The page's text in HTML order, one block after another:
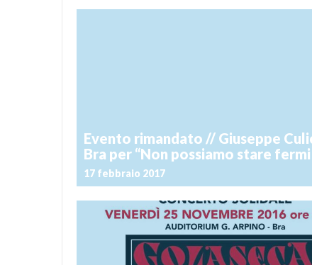
Evento rimandato // Giuseppe
Bra per “Non possiamo stare
17 febbraio 2017
Postato il 28 dicembre 2016
L’incontro con Giuseppe Culicchia è RIMANDATO
febbraio 2017, alle ore 18 sempre in biblioteca a